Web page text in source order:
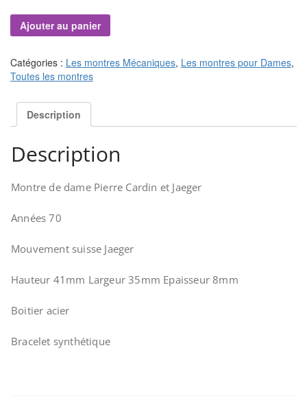
Ajouter au panier
Catégories : Les montres Mécaniques, Les montres pour Dames,
Toutes les montres
Description
Description
Montre de dame Pierre Cardin et Jaeger
Années 70
Mouvement suisse Jaeger
Hauteur 41mm Largeur 35mm Epaisseur 8mm
Boitier acier
Bracelet synthétique